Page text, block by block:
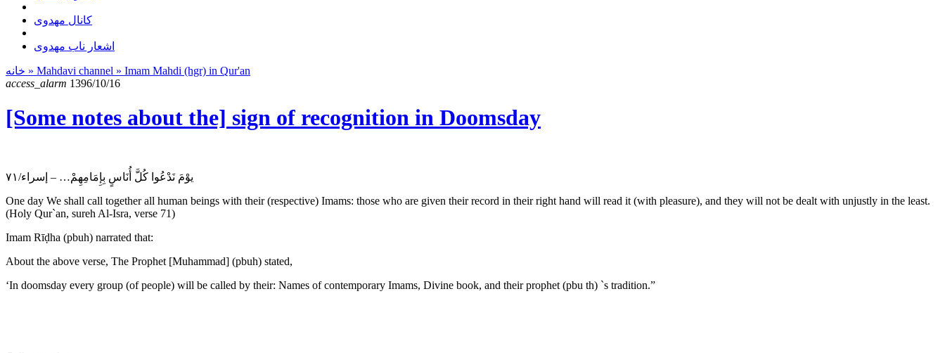
کانال مهدوی
اشعار ناب مهدوی
» Mahdavi channel » Imam Mahdi (hgr) in Qur'an
access_alarm 1396/10/16
[Some notes about the] sign of recognition in Doomsday
يوْمَ نَدْعُوا كُلَّ أُنَاسٍ بِإِمَامِهِمْ… – إسراء/۷۱
One day We shall call together all human beings with their (respective) Imams: those who are given their record in their right hand will read it (with pleasure), and they will not be dealt with unjustly in the least.
(Holy Qur`an, sureh Al-Isra, verse 71)
Imam Rīḍha (pbuh) narrated that:
About the above verse, The Prophet [Muhammad] (pbuh) stated,
‘In doomsday every group (of people) will be called by their: Names of contemporary Imams, Divine book, and their prophet (pbu th) `s tradition.”